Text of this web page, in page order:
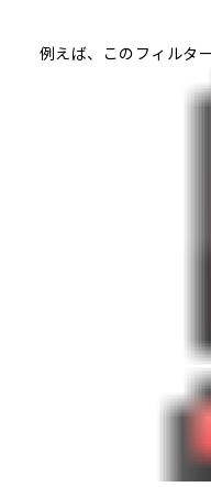
例えば、このフィルタ